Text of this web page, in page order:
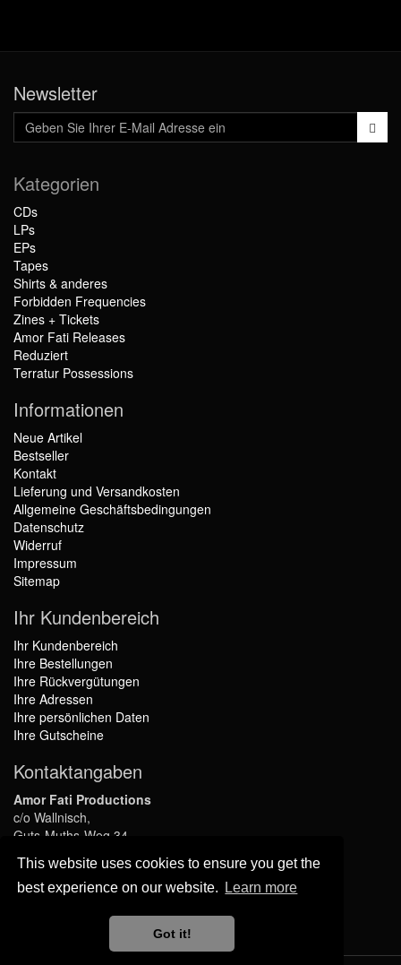
This website uses cookies to ensure you get the
best experience on our website.
Learn more
Got it!
Newsletter
Kategorien
CDs
LPs
EPs
Tapes
Shirts & anderes
Forbidden Frequencies
Zines + Tickets
Amor Fati Releases
Reduziert
Terratur Possessions
Informationen
Neue Artikel
Bestseller
Kontakt
Lieferung und Versandkosten
Allgemeine Geschäftsbedingungen
Datenschutz
Widerruf
Impressum
Sitemap
Ihr Kundenbereich
Ihr Kundenbereich
Ihre Bestellungen
Ihre Rückvergütungen
Ihre Adressen
Ihre persönlichen Daten
Ihre Gutscheine
Kontaktangaben
Amor Fati Productions
c/o Wallnisch,
Guts-Muths-Weg 34,
45136 Essen,
GERMANY
info@amor-fati-productions.de
Folgen Sie uns